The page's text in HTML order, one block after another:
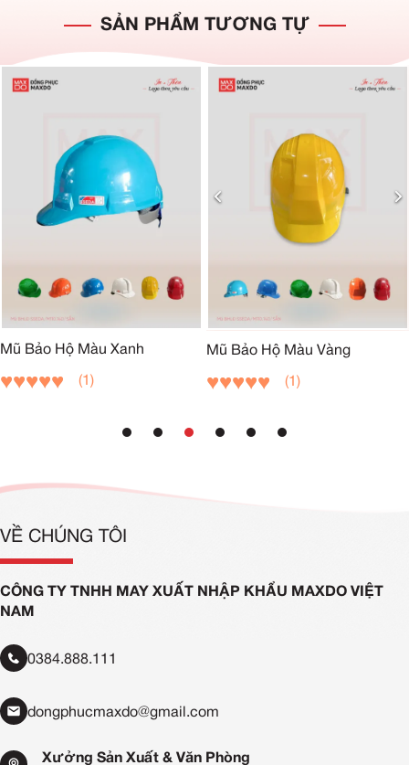
SẢN PHẨM TƯƠNG TỰ
Mũ Bảo Hộ Màu Xanh
(1)
Mũ Bảo Hộ Màu Vàng
(1)
VỀ CHÚNG TÔI
CÔNG TY TNHH MAY XUẤT NHẬP KHẨU MAXDO VIỆT
NAM
0384.888.111
dongphucmaxdo@gmail.com
Xưởng Sản Xuất & Văn Phòng